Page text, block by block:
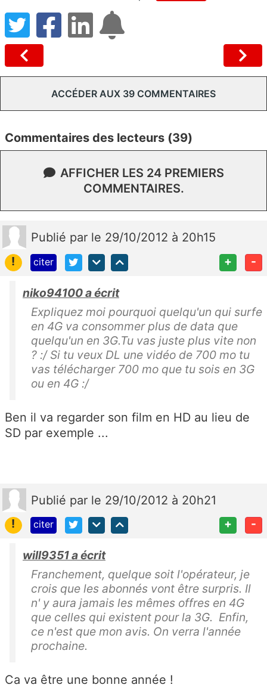
ACCÉDER AUX 39 COMMENTAIRES
Commentaires des lecteurs (39)
AFFICHER LES 24 PREMIERS
COMMENTAIRES.
Publié par le 29/10/2012 à 20h15
!
citer + -
niko94100 a écrit
Expliquez moi pourquoi quelqu'un qui surfe
en 4G va consommer plus de data que
quelqu'un en 3G.Tu vas juste plus vite non
? :/ Si tu veux DL une vidéo de 700 mo tu
vas télécharger 700 mo que tu sois en 3G
ou en 4G :/
Ben il va regarder son film en HD au lieu de
SD par exemple ...
Publié par le 29/10/2012 à 20h21
!
citer + -
will9351 a écrit
Franchement, quelque soit l'opérateur, je
crois que les abonnés vont être surpris. Il
n' y aura jamais les mêmes offres en 4G
que celles qui existent pour la 3G. Enfin,
ce n'est que mon avis. On verra l'année
prochaine.
Ca va être une bonne année !